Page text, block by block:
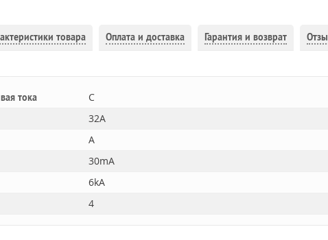
товара Оплата и доставка Гарантия и возврат
тока C
32A
A
30mA
6kA
4